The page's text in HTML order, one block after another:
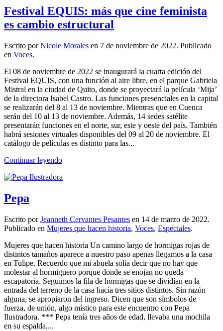
Festival EQUIS: más que cine feminista
es cambio estructural
Escrito porNicole Morales en 7 de noviembre de 2022. Publicado
en Voces.
El 08 de noviembre de 2022 se inaugurará la cuarta edición del
Festival EQUIS, con una función al aire libre, en el parque Gabriela
Mistral en la ciudad de Quito, donde se proyectará la película ‘Mija’
de la directora Isabel Castro. Las funciones presenciales en la capital
se realizarán del 8 al 13 de noviembre. Mientras que en Cuenca
serán del 10 al 13 de noviembre. Además, 14 sedes satélite
presentarán funciones en el norte, sur, este y oeste del país. También
habrá sesiones virtuales disponibles del 09 al 20 de noviembre. El
catálogo de películas es distinto para las...
Continuar leyendo
Pepa
Escrito porJeanneth Cervantes Pesantes en 14 de marzo de 2022.
Publicado en Mujeres que hacen historia, Voces, Especiales.
Mujeres que hacen historia Un camino largo de hormigas rojas de
distintos tamaños aparece a nuestro paso apenas llegamos a la casa
en Tulipe. Recuerdo que mi abuela solía decir que no hay que
molestar al hormiguero porque donde se enojan no queda
escapatoria. Seguimos la fila de hormigas que se dividían en la
entrada del terreno de la casa hacía tres sitios distintos. Sin razón
alguna, se apropiaron del ingreso. Dicen que son símbolos de
fuerza, de unión, algo místico para este encuentro con Pepa
Ilustradora. *** Pepa tenía tres años de edad, llevaba una mochila
en su espalda,...